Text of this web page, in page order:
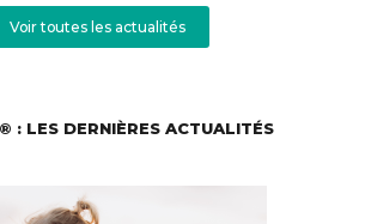
Voir toutes les actualités
: LES DERNIÈRES ACTUALITÉS